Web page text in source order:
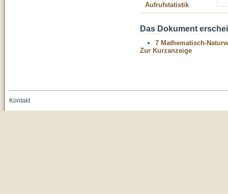
Aufrufstatistik
Das Dokument
7 Mathematisch-
Zur Kurzanzeige
Kontakt